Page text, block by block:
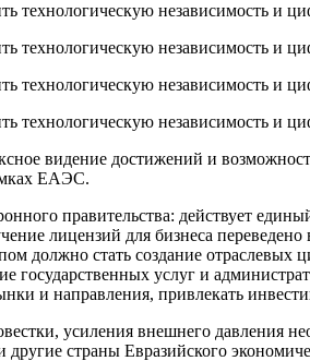
видение достижений и
ЕАЭС.
правительства: действует
лицензий для бизнеса
должно стать создание
государственных услуг и
и направления, привлекать
усиления внешнего давления
страны Евразийского